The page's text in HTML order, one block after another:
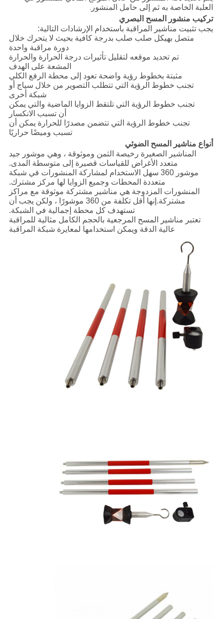
العلبة الخاصة به ثم إلى حامل المنشور.
تركيب منشور المسح البصري
يجب تثبيت مناشير المراقبة باستخدام الإرشادات التالية:
متصل بهيكل صلب صلب بدرجة كافية بحيث لا يتحرك خلال
دورة مراقبة واحدة
تم تحديد موقعه لتقليل تأثيرات درجة الحرارة والحرارة
المشعة على الهدف
مثبتة بخطوط رؤية واضحة تعود إلى محطة الرفع الكلي
تجنب خطوط الرؤية التي تتطلب التصوير من خلال سياج أو
شبكة أخرى
تجنب خطوط الرؤية التي تلتقط الزوايا الماضية والتي يمكن
أن تسبب الانكسار
تجنب خطوط الرؤية التي تتضمن مصدرًا للحرارة يمكن أن
تسبب وميضًا حراريًا
أنواع مناشير المسح الضوئي
المناشير الصغيرة رخيصة الثمن وموثوقة ، وهي موشور جيد
متعدد الأغراض للقياسات قصيرة إلى متوسطة المدى.
موشور 360 سهل الاستخدام لمشاركة المنشورات في شبكة
متعددة المحطات وجميع الزوايا لها مركز مشترك.
المنشورات المزدوجة هي مناشير مشتركة موثوقة مع مراكز
مشتركة.إنها أقل تكلفة من 360 موشورًا ، ولكن يجب أن
تستهدف كل محطة إجمالية في الشبكة.
تعتبر مناشير المسح المرجعية بالحجم الكامل مثالية للمراقبة
عالية الدقة ويمكن استخدامها لمعايرة شبكة المراقبة